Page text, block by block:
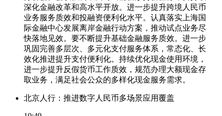
深化金融改革和高水平开放。进一步提升跨境人民币
业务服务质效和投融资便利化水平。认真落实上海国
际金融中心发展离岸金融行动方案，推动试点业务尽
快落地见效。要不断提升基础金融服务质效。进一步
巩固完善多层次、多元化支付服务体系，常态化、长
效化推进提升支付便利化。持续优化现金使用环境，
进一步提升反假货币工作质效，规范办理大额现金存
取业务，满足社会公众的多样化现金服务需求。
北京人行：推进数字人民币多场景应用覆盖